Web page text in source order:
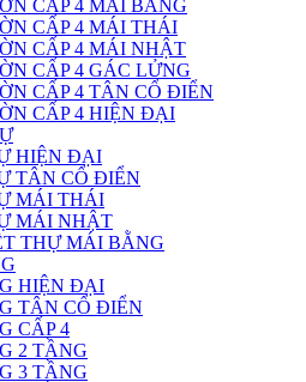
CẤP 4 MÁI BẰNG
CẤP 4 MÁI THÁI
CẤP 4 MÁI NHẬT
CẤP 4 GÁC LỬNG
CẤP 4 TÂN CỔ ĐIỂN
CẤP 4 HIỆN ĐẠI
HIỆN ĐẠI
TÂN CỔ ĐIỂN
MÁI THÁI
MÁI NHẬT
THỰ MÁI BẰNG
HIỆN ĐẠI
TÂN CỔ ĐIỂN
CẤP 4
2 TẦNG
3 TẦNG